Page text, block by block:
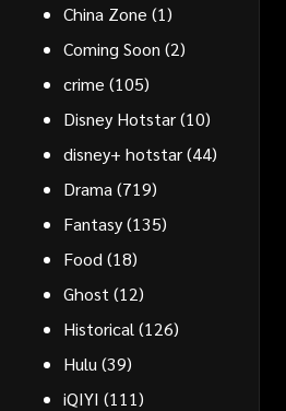
China Zone (1)
Coming Soon (2)
crime (105)
Disney Hotstar(10)
disney+ hotstar(44)
Drama (719)
Fantasy(135)
Food (18)
Ghost (12)
Historical (126)
Hulu (39)
iQIYI (111)